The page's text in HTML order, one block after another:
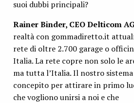
suoi dubbi principali?
Rainer Binder, CEO Delticom
realtà con gommadiretto.it
rete di oltre 2.700 garage o
Italia. La rete copre non solo le
ma tutta l’Italia. Il nostro
concepito per attirare in primo
che vogliono unirsi a noi e che